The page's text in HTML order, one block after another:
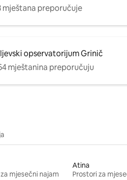
mještana preporučuje
opservatorijum Grinič
mještanina preporučuju
mjesečni najam
Atina
Prostori za